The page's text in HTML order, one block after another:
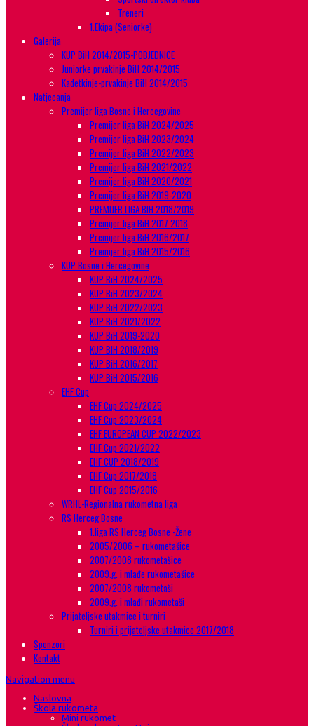
Treneri
1.Ekipa (Seniorke)
Galerija
KUP BiH 2014/2015-POBJEDNICE
Juniorke prvakinje BiH 2014/2015
Kadetkinje-prvakinje BiH 2014/2015
Natjecanja
Premijer liga Bosne i Hercegovine
Premijer liga BiH 2024/2025
Premijer liga BiH 2023/2024
Premijer liga BiH 2022/2023
Premijer liga BiH 2021/2022
Premijer liga BiH 2020/2021
Premijer liga BiH 2019-2020
PREMIJER LIGA BIH 2018/2019
Premijer liga BiH 2017 2018
Premijer liga BiH 2016/2017
Premijer liga BiH 2015/2016
KUP Bosne i Hercegovine
KUP BiH 2024/2025
KUP BiH 2023/2024
KUP BiH 2022/2023
KUP BiH 2021/2022
KUP BiH 2019-2020
KUP BIH 2018/2019
KUP BiH 2016/2017
KUP BiH 2015/2016
EHF Cup
EHF Cup 2024/2025
EHF Cup 2023/2024
EHF EUROPEAN CUP 2022/2023
EHF Cup 2021/2022
EHF CUP 2018/2019
EHF Cup 2017/2018
EHF Cup 2015/2016
WRHL-Regionalna rukometna liga
RS Herceg Bosne
1.liga RS Herceg Bosne -Žene
2005/2006 – rukometašice
2007/2008 rukometašice
2009.g. i mlađe rukometašice
2007/2008 rukometaši
2009.g. i mlađi rukometaši
Prijateljske utakmice i turniri
Turniri i prijateljske utakmice 2017/2018
Sponzori
Kontakt
Navigation menu
Naslovna
Škola rukometa
Mini rukomet